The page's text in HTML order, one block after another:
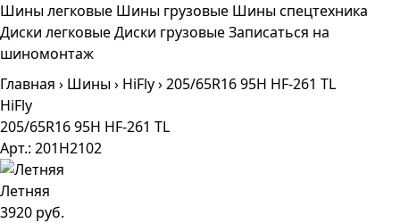
Шины легковые Шины грузовые Шины спецтехника
Диски легковыеДиски грузовыеЗаписаться на
шиномонтаж
Главная › Шины› HiFly›205/65R16 95H HF-261 TL
HiFly
205/65R16 95H HF-261 TL
Арт.: 201H2102
Летняя
3920 руб.